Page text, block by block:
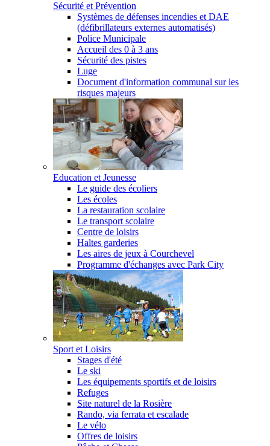
Sécurité et Prévention
Systèmes de défenses incendies et DAE
(défibrillateurs externes automatisés)
Police Municipale
Accueil des 0 à 3 ans
Sécurité des pistes
Luge
Document d'information communal sur les
risques majeurs
Education et Jeunesse
Le guide des écoliers
Les écoles
La restauration scolaire
Le transport scolaire
Centre de loisirs
Haltes garderies
Les aires de jeux à Courchevel
Programme d'échanges avec Park City
Sport et Loisirs
Stages d'été
Le ski
Les équipements sportifs et de loisirs
Refuges
Site naturel de la Rosière
Rando, via ferrata et escalade
Le vélo
Offres de loisirs